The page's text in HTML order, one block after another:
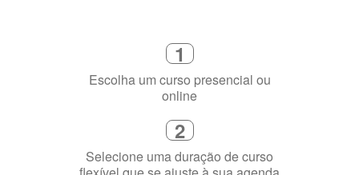
1
Escolha um curso presencial ou
online
2
Selecione uma duração de curso